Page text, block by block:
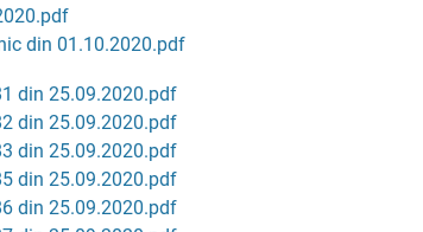
din 01.10.2020.pdf
din 25.09.2020.pdf
din 25.09.2020.pdf
din 25.09.2020.pdf
din 25.09.2020.pdf
din 25.09.2020.pdf